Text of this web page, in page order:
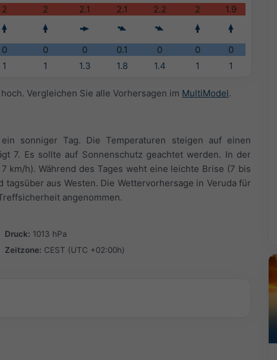
2 2 2.1 2.1 2.2 2
1.9
0 0 0 0.1 0 0
0
1 1 1.3 1.8 1.4 1 1
Vergleichen Sie alle Vorhersagen im MultiModel.
sonniger Tag. Die Temperaturen steigen auf einen
7. Es sollte auf Sonnenschutz geachtet werden. In der
km/h). Während des Tages weht eine leichte Brise (7 bis
aus Westen. Die Wettervorhersage in Veruda für
angenommen.
Druck: 1013 hPa
Zeitzone: CEST (UTC +02:00h)